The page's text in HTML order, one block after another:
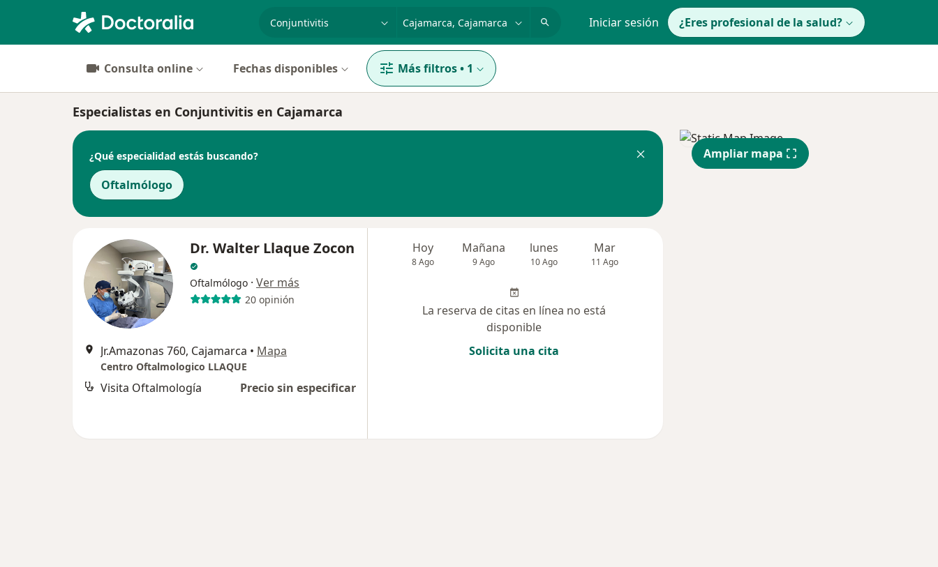
Iniciar sesión ¿Eres profesional de la salud?
Consulta online Fechas disponibles Más filtros• 1
Especialistas en Conjuntivitis en Cajamarca
¿Qué especialidad estás buscando?
Oftalmólogo
Dr. Walter Llaque Zocon
Oftalmólogo · Ver más
20 opinión
Jr.Amazonas 760, Cajamarca • Mapa
Centro Oftalmologico LLAQUE
Visita Oftalmología Precio sin especificar
Hoy
8 Ago
Mañana
9 Ago
lunes
10 Ago
Mar
11 Ago
La reserva de citas en línea no está
disponible
Solicita una cita
Ampliar mapa